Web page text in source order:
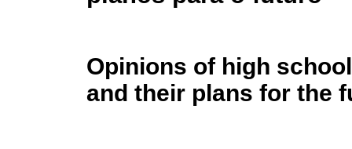
Opinions of high
and their plans for the